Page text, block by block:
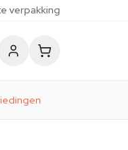
verpakking